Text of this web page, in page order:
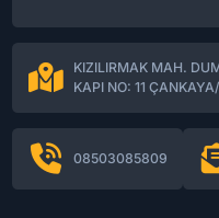
KIZILIRMAK MAH.
KAPI NO: 11
08503085809